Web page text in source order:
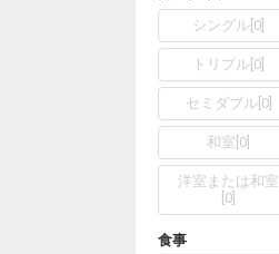
シングル 0
トリプル 0
セミダブル[ 0]
和室 0
洋室または和室
0
食事